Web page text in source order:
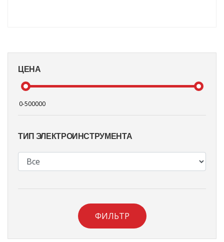
ЦЕНА
ТИП ЭЛЕКТРОИНСТРУМЕНТА
ФИЛЬТР